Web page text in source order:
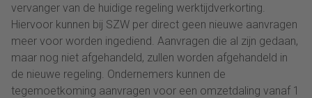
vervanger van de huidige regeling werktijdverkorting.
Hiervoor kunnen bij SZW per direct geen nieuwe aanvragen
meer voor worden ingediend. Aanvragen die al zijn gedaan,
maar nog niet afgehandeld, zullen worden afgehandeld in
de nieuwe regeling. Ondernemers kunnen de
tegemoetkoming aanvragen voor een omzetdaling vanaf 1